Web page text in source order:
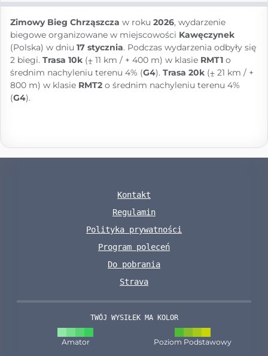
Zimowy Bieg Chrząszcza w roku 2026, wydarzenie
biegowe organizowane w miejscowości Kawęczynek
(Polska) w dniu 17 stycznia. Podczas wydarzenia odbyły się
2 biegi. Trasa 10k (⨦ 11 km / + 400 m) w klasie RMT1 o
średnim nachyleniu terenu 4% (G4). Trasa 20k (⨦ 21 km / +
800 m) w klasie RMT2 o średnim nachyleniu terenu 4%
(G4).
Kontakt
Regulamin
Polityka prywatności
Program poleceń
Do pobrania
Strava
TWÓJ WYSIŁEK MA KOLOR
Amator Poziom Podstawowy